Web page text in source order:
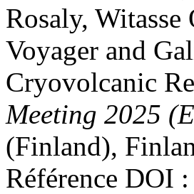
Rosaly, Witasse
Voyager and
Cryovolcanic
Meeting 2025
(Finland),
Référence DOI :